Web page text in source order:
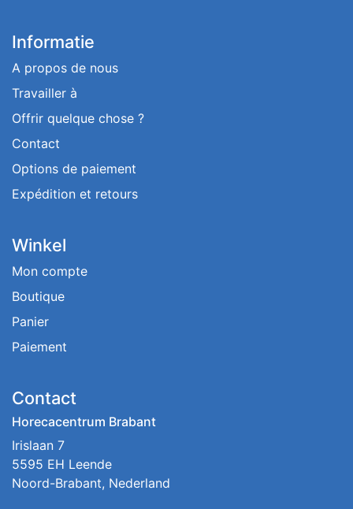
Informatie
A propos de nous
Travailler à
Offrir quelque chose ?
Contact
Options de paiement
Expédition et retours
Winkel
Mon compte
Boutique
Panier
Paiement
Contact
Horecacentrum Brabant
Irislaan 7
5595 EH Leende
Noord-Brabant, Nederland